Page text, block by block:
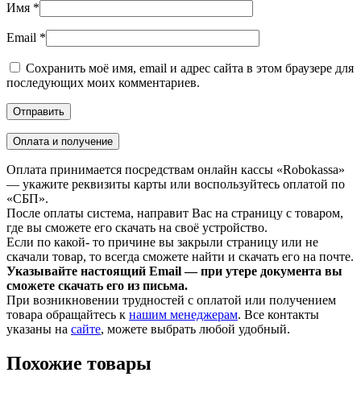
Имя *
Email *
Сохранить моё имя, email и адрес сайта в этом браузере для
последующих моих комментариев.
Оплата и получение
Оплата принимается посредствам онлайн кассы «Robokassa»
— укажите реквизиты карты или воспользуйтесь оплатой по
«СБП».
После оплаты система, направит Вас на страницу с товаром,
где вы сможете его скачать на своё устройство.
Если по какой- то причине вы закрыли страницу или не
скачали товар, то всегда сможете найти и скачать его на почте.
Указывайте настоящий Email — при утере документа вы
сможете скачать его из письма.
При возникновении трудностей с оплатой или получением
товара обращайтесь к нашим менеджерам. Все контакты
указаны на сайте, можете выбрать любой удобный.
Похожие товары